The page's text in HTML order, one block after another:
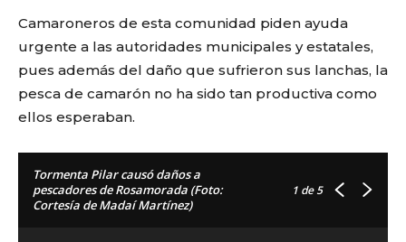
Camaroneros de esta comunidad piden ayuda
urgente a las autoridades municipales y estatales,
pues además del daño que sufrieron sus lanchas, la
pesca de camarón no ha sido tan productiva como
ellos esperaban.
Tormenta Pilar causó daños a
pescadores de Rosamorada (Foto:
Cortesía de Madaí Martínez)
1 de 5